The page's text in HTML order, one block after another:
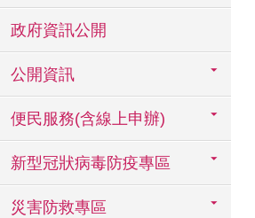
政府資訊公開
公開資訊
便民服務(含線上申辦)
新型冠狀病毒防疫專區
災害防救專區